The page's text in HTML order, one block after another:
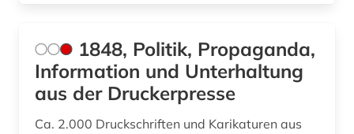
baden (3)
baden-württemberg (11)
bagdad (1)
1848, Politik, Propaganda,
Information und Unterhaltung
aus der Druckerpresse
Ca. 2.000 Druckschriften und Karikaturen aus